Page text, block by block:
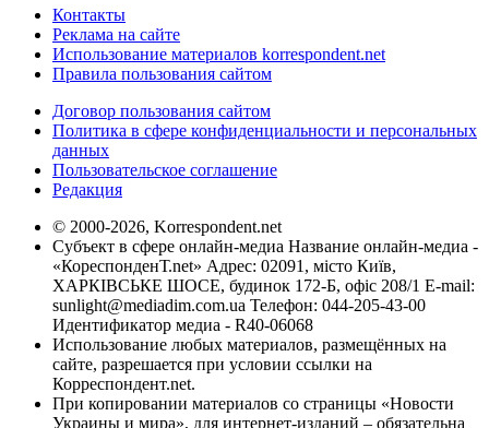
Контакты
Реклама на сайте
Использование материалов korrespondent.net
Правила пользования сайтом
Договор пользования сайтом
Политика в сфере конфиденциальности и персональных
данных
Пользовательское соглашение
Редакция
© 2000-2026, Korrespondent.net
Субъект в сфере онлайн-медиа Название онлайн-медиа -
«КореспонденТ.net» Адрес: 02091, місто Київ,
ХАРКІВСЬКЕ ШОСЕ, будинок 172-Б, офіс 208/1 E-mail:
sunlight@mediadim.com.ua Телефон: 044-205-43-00
Идентификатор медиа - R40-06068
Использование любых материалов, размещённых на
сайте, разрешается при условии ссылки на
Корреспондент.net.
При копировании материалов со страницы «Новости
Украины и мира», для интернет-изданий – обязательна